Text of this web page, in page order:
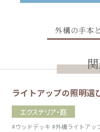
外構の手本
ライトアップの照明
エクステリア・庭
#ウッドデッキ #外構ライトアッ